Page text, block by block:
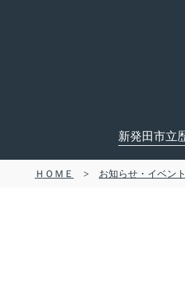
新発田市立
ＨＯＭＥ > お知らせ・イベント